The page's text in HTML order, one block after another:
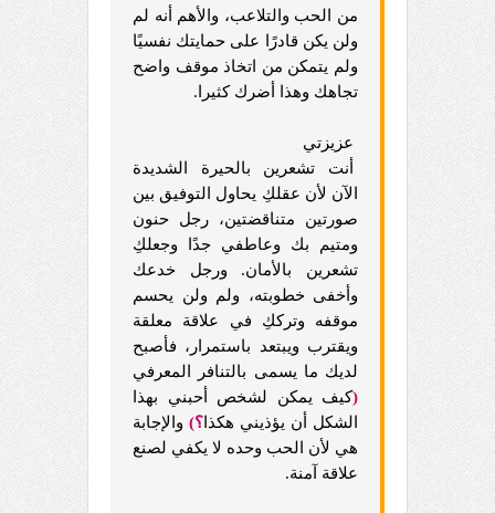
من الحب والتلاعب، والأهم أنه لم
ولن يكن قادرًا على حمايتك نفسيًا
ولم يتمكن من اتخاذ موقف واضح
تجاهك وهذا أضرك كثيرا.
عزيزتي
أنت تشعرين بالحيرة الشديدة
الآن لأن عقلكِ يحاول التوفيق بين
صورتين متناقضتين، رجل حنون
ومتيم بك وعاطفي جدًا وجعلكِ
تشعرين بالأمان. ورجل خدعك
وأخفى خطوبته، ولم ولن يحسم
موقفه وترككِ في علاقة معلقة
ويقترب ويبتعد باستمرار، فأصبح
لديك ما يسمى بالتنافر المعرفي
(كيف يمكن لشخص أحبني بهذا
الشكل أن يؤذيني هكذا ؟) والإجابة
هي لأن الحب وحده لا يكفي لصنع
علاقة آمنة.